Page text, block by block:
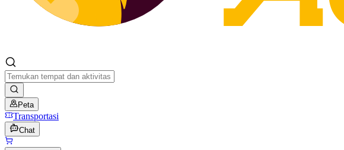
Peta
Transportasi
Chat